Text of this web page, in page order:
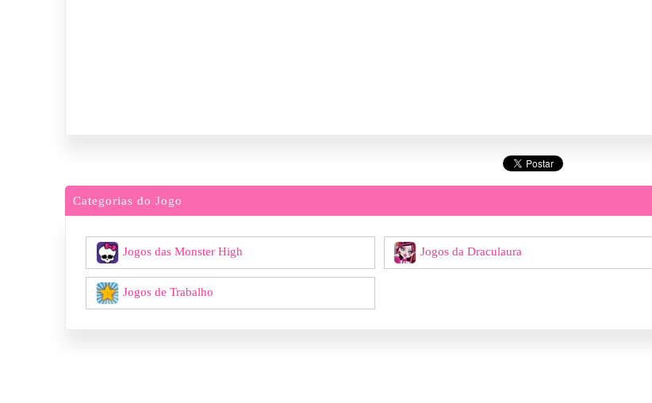
Categorias do Jogo
Jogos das Monster High Jogos da Draculaura
Jogos de Trabalho